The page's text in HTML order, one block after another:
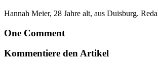
Hannah Meier, 28 Jahre alt, aus Duisburg.
One Comment
Kommentiere den Artikel